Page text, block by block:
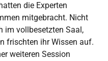
die Experten
mitgebracht. Nicht
im vollbesetzten Saal,
frischten ihr Wissen auf.
weiteren Session